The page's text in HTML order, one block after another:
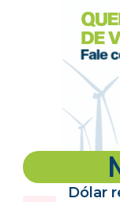
Dólar